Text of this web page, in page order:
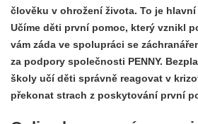
člověku v ohrožení života. To je
Učíme děti první pomoc, který vznikl
vám záda ve spolupráci se
za podpory společnosti PENNY.
školy učí děti správně reagovat v
překonat strach z poskytování první